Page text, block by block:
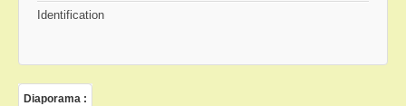
Identification
Diaporama :